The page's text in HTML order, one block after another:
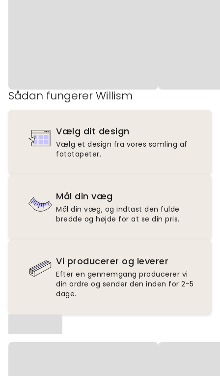
Sådan fungerer Willism
Vælg dit design
Vælg et design fra vores samling af
fototapeter.
Mål din væg
Mål din væg, og indtast den fulde
bredde og højde for at se din pris.
Vi producerer og leverer
Efter en gennemgang producerer vi
din ordre og sender den inden for 2-5
dage.